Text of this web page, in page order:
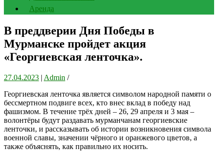
Аренда
В преддверии Дня Победы в
Мурманске пройдет акция
«Георгиевская ленточка».
27.04.2023 | Admin /
Георгиевская ленточка является символом народной памяти о
бессмертном подвиге всех, кто внес вклад в победу над
фашизмом. В течение трёх дней – 26, 29 апреля и 3 мая –
волонтёры будут раздавать мурманчанам георгиевские
ленточки, и рассказывать об истории возникновения символа
военной славы, значении чёрного и оранжевого цветов, а
также объяснять, как правильно их носить.